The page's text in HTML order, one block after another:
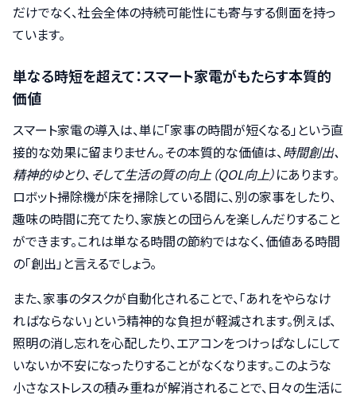
だけでなく、社会全体の持続可能性にも寄与する側面を持っ
ています。
単なる時短を超えて：スマート家電がもたらす本質的
価値
スマート家電の導入は、単に「家事の時間が短くなる」という直
接的な効果に留まりません。その本質的な価値は、時間創出、
精神的ゆとり、そして生活の質の向上（QOL向上）にあります。
ロボット掃除機が床を掃除している間に、別の家事をしたり、
趣味の時間に充てたり、家族との団らんを楽しんだりすること
ができます。これは単なる時間の節約ではなく、価値ある時間
の「創出」と言えるでしょう。
また、家事のタスクが自動化されることで、「あれをやらなけ
ればならない」という精神的な負担が軽減されます。例えば、
照明の消し忘れを心配したり、エアコンをつけっぱなしにして
いないか不安になったりすることがなくなります。このような
小さなストレスの積み重ねが解消されることで、日々の生活に